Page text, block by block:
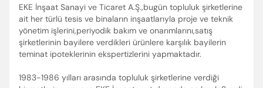
EKE İnşaat Sanayi ve Ticaret A.Ş.,bugün topluluk şirketlerine
ait her türlü tesis ve binaların inşaatlarıyla proje ve teknik
yönetim işlerini,periyodik bakım ve onarımlarını,satış
şirketlerinin bayilere verdikleri ürünlere karşılık bayilerin
teminat ipoteklerinin ekspertizlerini yapmaktadır.
1983-1986 yılları arasında topluluk şirketlerine verdiği